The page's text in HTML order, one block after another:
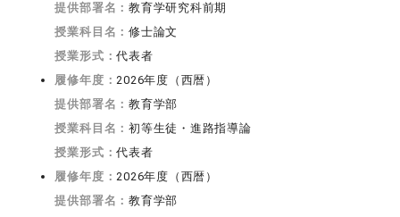
提供部署名：教育学研究科前期
授業科目名：修士論文
授業形式：代表者
履修年度：2026年度（西暦）
提供部署名：教育学部
授業科目名：初等生徒・進路指導論
授業形式：代表者
履修年度：2026年度（西暦）
提供部署名：教育学部